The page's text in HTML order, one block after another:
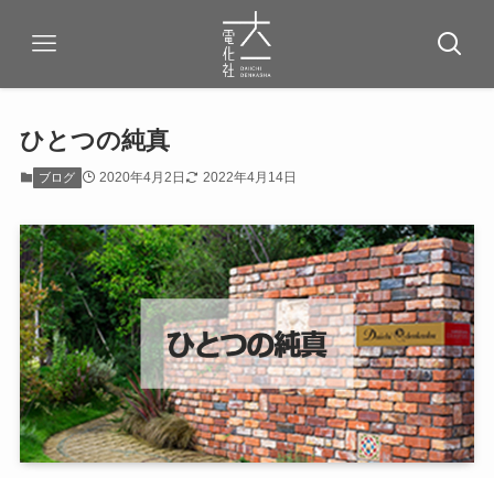
ひとつの純真
ブログ 2020年4月2日 2022年4月14日